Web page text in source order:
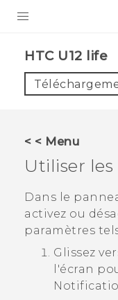
VIVE
ASSISTANCE
Appareils HTC &
Connexion
HTC U12 life‎
< < Menu
Utiliser les
Dans le
activez ou
paramètres
Glissez
l'écran